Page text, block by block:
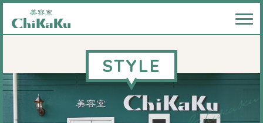
メ
STYLE